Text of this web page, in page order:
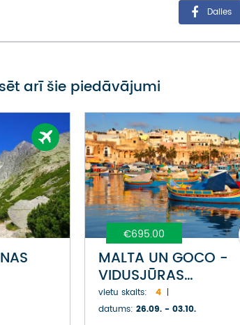
Dalies
arī šie piedāvājumi
€695.00
MALTA UN GOCO -
VIDUSJŪRAS
NOSLĒPUMAINĀKĀS
SALAS (***)
vietu skaits:
4
datums: 26.09. - 03.10.